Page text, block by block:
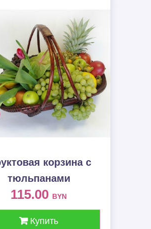
корзина c
тюльпанами
115.00 BYN
Купить